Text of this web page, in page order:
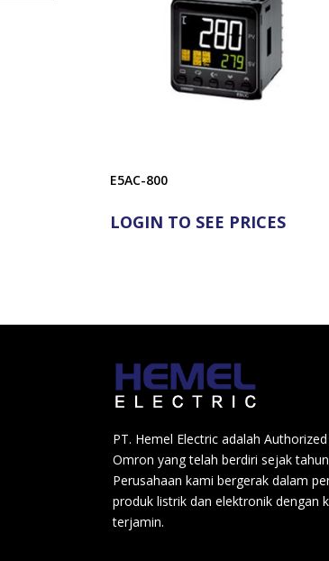
E5AC-800
LOGIN TO SEE PRICES
PT. Hemel Electric adalah
Omron yang telah berdiri sejak
Perusahaan kami bergerak dalam
produk listrik dan elektronik dengan
terjamin.